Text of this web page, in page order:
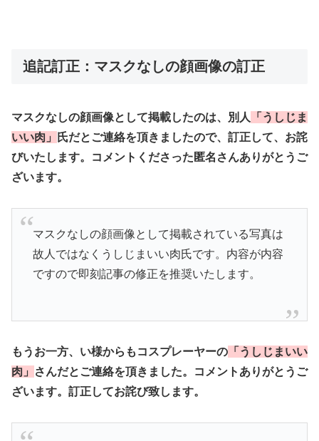
追記訂正：マスクなしの顔画像の訂正
マスクなしの顔画像として掲載したのは、別人
「うしじま
いい肉」
氏だとご連絡を頂きましたので、訂正して、お詫
びいたします。コメントくださった匿名さんありがとうご
ざいます。
マスクなしの顔画像として掲載されている写真は
故人ではなくうしじまいい肉氏です。内容が内容
ですので即刻記事の修正を推奨いたします。
もうお一方、い様からもコスプレーヤーの 「うしじまいい
肉」
さんだとご連絡を頂きました。コメントありがとうご
ざいます。訂正してお詫び致します。